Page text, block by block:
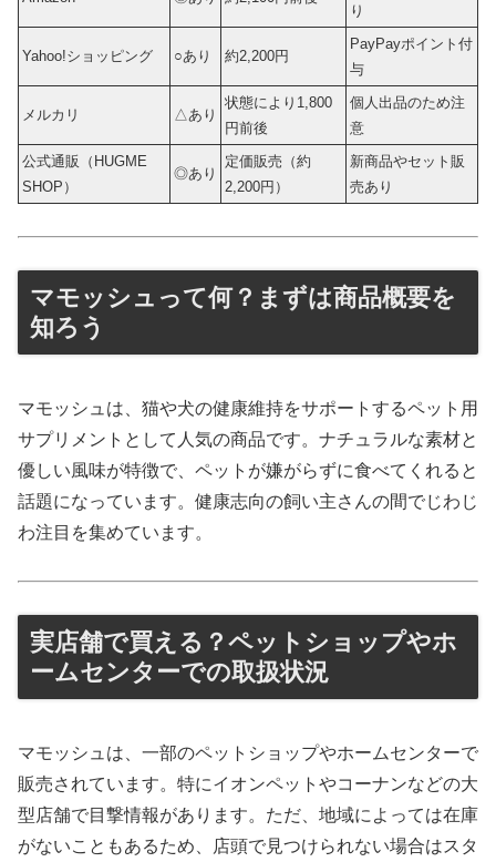
り
Yahoo!ショッピング ○あり 約2,200円
PayPayポイント付
与
メルカリ △あり
状態により1,800
円前後
個人出品のため注
意
公式通販（HUGME
SHOP）
◎あり
定価販売（約
2,200円）
新商品やセット販
売あり
マモッシュって何？まずは商品概要を
知ろう
マモッシュは、猫や犬の健康維持をサポートするペット用
サプリメントとして人気の商品です。ナチュラルな素材と
優しい風味が特徴で、ペットが嫌がらずに食べてくれると
話題になっています。健康志向の飼い主さんの間でじわじ
わ注目を集めています。
実店舗で買える？ペットショップやホ
ームセンターでの取扱状況
マモッシュは、一部のペットショップやホームセンターで
販売されています。特にイオンペットやコーナンなどの大
型店舗で目撃情報があります。ただ、地域によっては在庫
がないこともあるため、店頭で見つけられない場合はスタ